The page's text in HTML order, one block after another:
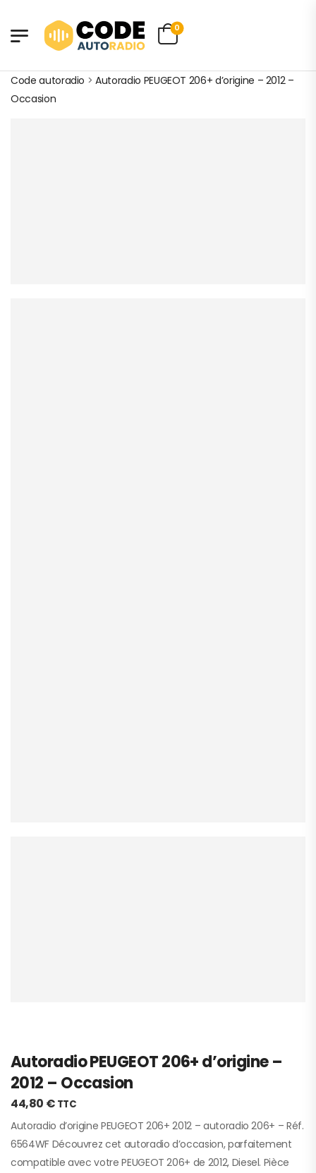
0
Code autoradio >Autoradio PEUGEOT 206+ d’origine – 2012 –
Occasion
Autoradio PEUGEOT 206+ d’origine –
2012 – Occasion
44,80 € TTC
Autoradio d’origine PEUGEOT 206+ 2012 – autoradio 206+ – Réf.
6564WF Découvrez cet autoradio d’occasion, parfaitement
compatible avec votre PEUGEOT 206+ de 2012, Diesel. Pièce